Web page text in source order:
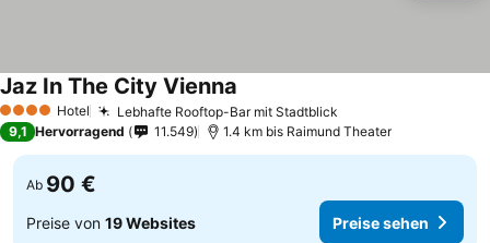
4 Sterne Hotel Lebhafte Rooftop-Bar mit Stadtblick
Jaz In The City Vienna
9,1 Hervorragend 11.549 1.4 km bis Raimund Theater
Ab 90 €
Preise von 19 Websites Preise sehen